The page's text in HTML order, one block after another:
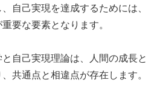
自己実現を達成するためには、
要な要素となります。
自己実現理論は、人間の成長と
共通点と相違点が存在します。